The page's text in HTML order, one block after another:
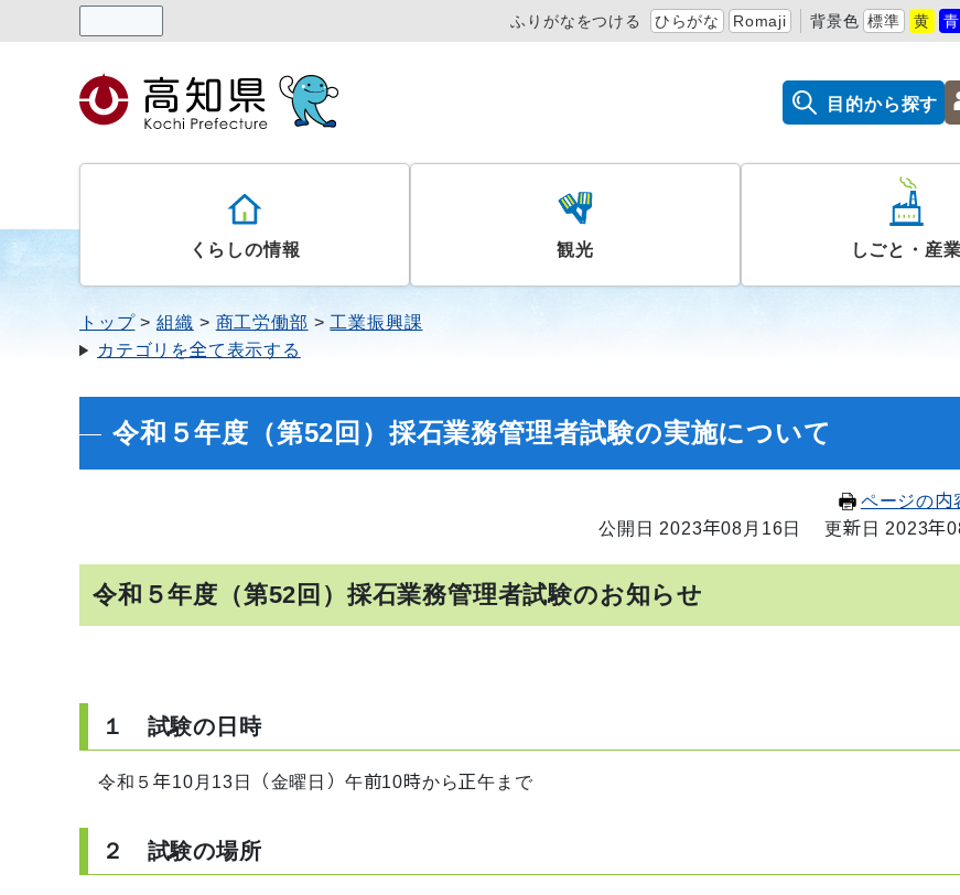
ふりがなをつける ひらがな Romaji 背景色 標準 黄 青
目的から探す
くらしの情報 観光 しごと・産業
トップ 組織 商工労働部
工業振興課
カテゴリを全て表示する
令和５年度（第52回）採石業務管理者試験の実施について
ページの内
公開日 2023年08月16日
更新日 2023年
令和５年度（第52回）採石業務管理者試験のお知らせ
１ 試験の日時
令和５年10月13日（金曜日）午前10時から正午まで
２ 試験の場所